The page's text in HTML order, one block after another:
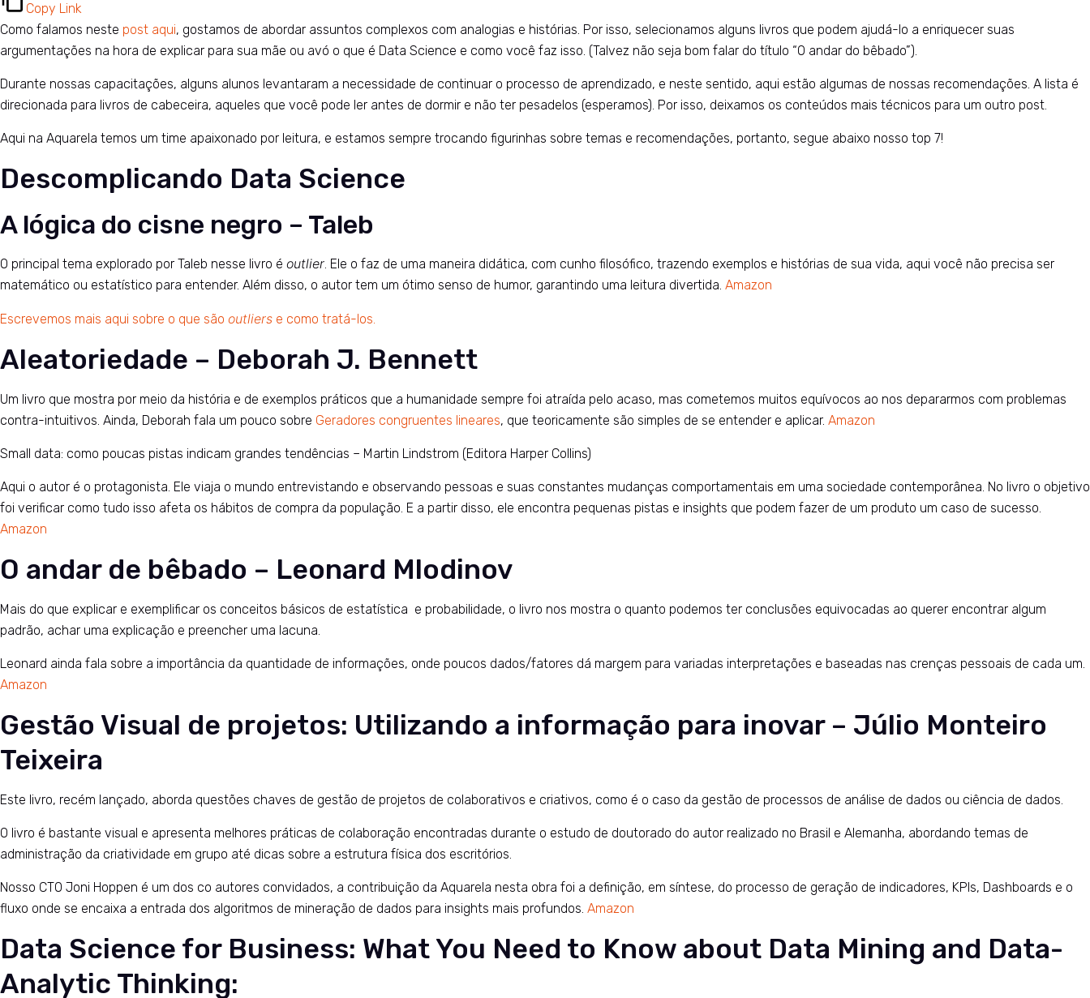
Copy Link
Como falamos neste post aqui, gostamos de abordar assuntos complexos com analogias e histórias. Por isso, selecionamos alguns livros que podem ajudá-lo a enriquecer suas
argumentações na hora de explicar para sua mãe ou avó o que é Data Science e como você faz isso. (Talvez não seja bom falar do título “O andar do bêbado”).
Durante nossas capacitações, alguns alunos levantaram a necessidade de continuar o processo de aprendizado, e neste sentido, aqui estão algumas de nossas recomendações. A lista é
direcionada para livros de cabeceira, aqueles que você pode ler antes de dormir e não ter pesadelos (esperamos). Por isso, deixamos os conteúdos mais técnicos para um outro post.
Aqui na Aquarela temos um time apaixonado por leitura, e estamos sempre trocando figurinhas sobre temas e recomendações, portanto, segue abaixo nosso top 7!
Descomplicando Data Science
A lógica do cisne negro – Taleb
O principal tema explorado por Taleb nesse livro é outlier. Ele o faz de uma maneira didática, com cunho filosófico, trazendo exemplos e histórias de sua vida, aqui você não precisa ser
matemático ou estatístico para entender. Além disso, o autor tem um ótimo senso de humor, garantindo uma leitura divertida. Amazon
Escrevemos mais aqui sobre o que são outliers e como tratá-los.
Aleatoriedade – Deborah J. Bennett
Um livro que mostra por meio da história e de exemplos práticos que a humanidade sempre foi atraída pelo acaso, mas cometemos muitos equívocos ao nos depararmos com problemas
contra-intuitivos. Ainda, Deborah fala um pouco sobre Geradores congruentes lineares, que teoricamente são simples de se entender e aplicar. Amazon
Small data: como poucas pistas indicam grandes tendências – Martin Lindstrom (Editora Harper Collins)
Aqui o autor é o protagonista. Ele viaja o mundo entrevistando e observando pessoas e suas constantes mudanças comportamentais em uma sociedade contemporânea. No livro o objetivo
foi verificar como tudo isso afeta os hábitos de compra da população. E a partir disso, ele encontra pequenas pistas e insights que podem fazer de um produto um caso de sucesso.
Amazon
O andar de bêbado – Leonard Mlodinov
Mais do que explicar e exemplificar os conceitos básicos de estatística e probabilidade, o livro nos mostra o quanto podemos ter conclusões equivocadas ao querer encontrar algum
padrão, achar uma explicação e preencher uma lacuna.
Leonard ainda fala sobre a importância da quantidade de informações, onde poucos dados/fatores dá margem para variadas interpretações e baseadas nas crenças pessoais de cada um.
Amazon
Gestão Visual de projetos: Utilizando a informação para inovar – Júlio Monteiro
Teixeira
Este livro, recém lançado, aborda questões chaves de gestão de projetos de colaborativos e criativos, como é o caso da gestão de processos de análise de dados ou ciência de dados.
O livro é bastante visual e apresenta melhores práticas de colaboração encontradas durante o estudo de doutorado do autor realizado no Brasil e Alemanha, abordando temas de
administração da criatividade em grupo até dicas sobre a estrutura física dos escritórios.
Nosso CTO Joni Hoppen é um dos co autores convidados, a contribuição da Aquarela nesta obra foi a definição, em síntese, do processo de geração de indicadores, KPIs, Dashboards e o
fluxo onde se encaixa a entrada dos algoritmos de mineração de dados para insights mais profundos. Amazon
Data Science for Business: What You Need to Know about Data Mining and Data-
Analytic Thinking: